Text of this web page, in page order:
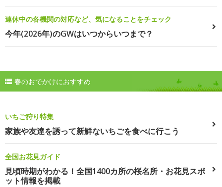
連休中の各機関の対応など、気になることをチェック
今年(2026年)のGWはいつからいつまで？
春のおでかけにおすすめ
いちご狩り特集
家族や友達を誘って新鮮ないちごを食べに行こう
全国お花見ガイド
見頃時期がわかる！全国1400カ所の桜名所・お花見スポ
ット情報を掲載